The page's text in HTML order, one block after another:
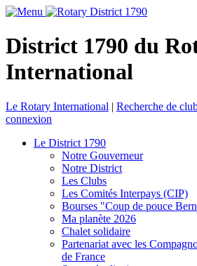
District 1790 du
International
Le Rotary International | Recherche de
connexion
Le District 1790
Notre Gouverneur
Notre District
Les Clubs
Les Comités Interpays (CIP)
Bourses "Coup de pouce
Ma planète 2026
Chalet solidaire
Partenariat avec les
de France